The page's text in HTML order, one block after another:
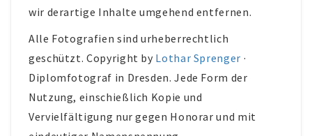
wir derartige Inhalte umgehend entfernen.
Alle Fotografien sind urheberrechtlich
geschützt. Copyright by Lothar Sprenger ·
Diplomfotograf in Dresden. Jede Form der
Nutzung, einschießlich Kopie und
Vervielfältigung nur gegen Honorar und mit